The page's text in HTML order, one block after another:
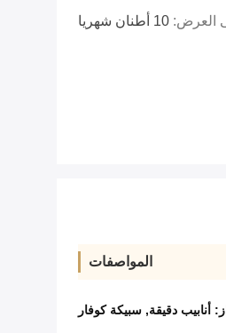
العرض: 10 أطنان شهريا
المواصفات
أنابيب دقيقة, سبيكة كوفار